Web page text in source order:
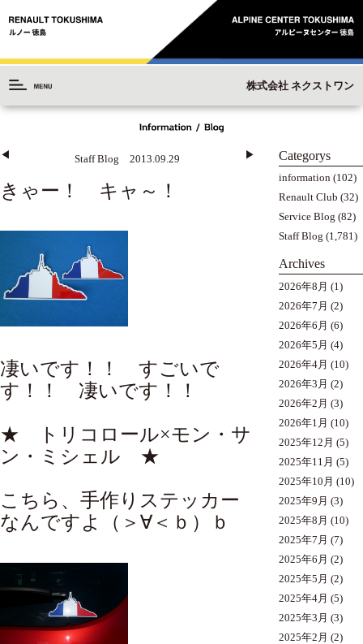
株式会社 ネクストワン
◀︎ Staff Blog 2013.09.29 ▶︎
きゃー！ キャ～！
凄いです！！ すごいで
す！！ 凄いです！！
★ トリコロール×モン・サ
ン・ミシェル ★
こちら、手作りステッカー
なんですよ（＞∀＜ｂ）ｂ
Categorys
information (102)
Renault Club (32)
Service Blog (82)
Staff Blog (1,781)
Archives
2026年8月 (1)
2026年7月 (2)
2026年6月 (6)
2026年5月 (4)
2026年4月 (10)
2026年3月 (2)
2026年2月 (3)
2026年1月 (10)
2025年12月 (5)
2025年11月 (5)
2025年10月 (10)
2025年9月 (3)
2025年8月 (10)
2025年7月 (7)
2025年6月 (2)
2025年5月 (2)
2025年4月 (5)
2025年3月 (3)
2025年2月 (2)